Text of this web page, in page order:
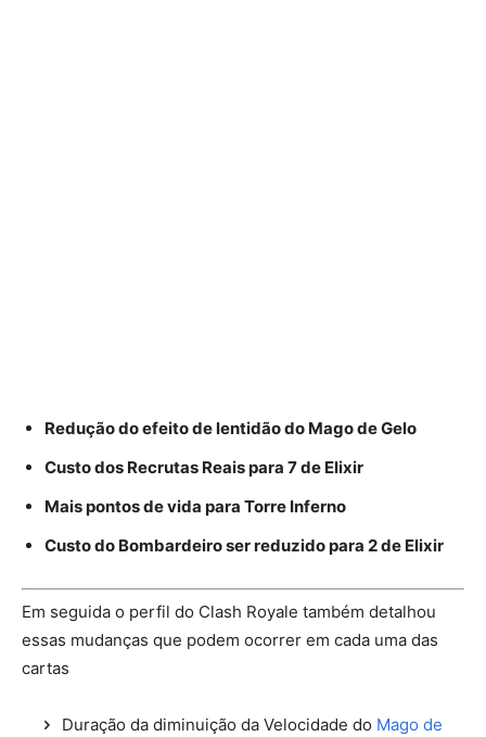
Redução do efeito de lentidão do Mago de Gelo
Custo dos Recrutas Reais para 7 de Elixir
Mais pontos de vida para Torre Inferno
Custo do Bombardeiro ser reduzido para 2 de Elixir
Em seguida o perfil do Clash Royale também detalhou
essas mudanças que podem ocorrer em cada uma das
cartas
Duração da diminuição da Velocidade do Mago de